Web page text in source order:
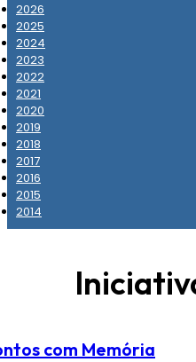
2026
2025
2024
2023
2022
2021
2020
2019
2018
2017
2016
2015
2014
com Memória